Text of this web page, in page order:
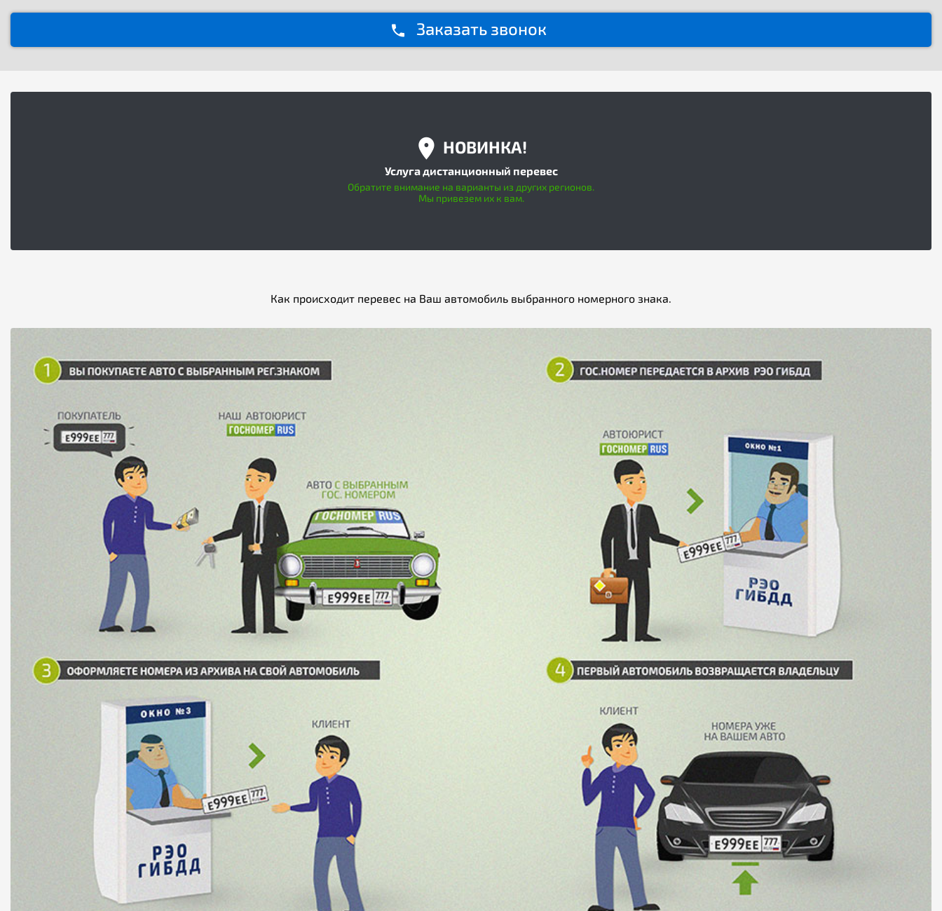
Заказать звонок
НОВИНКА!
Услуга дистанционный перевес
Обратите внимание на варианты из других регионов.
Мы привезем их к вам.
Как происходит перевес на Ваш автомобиль выбранного номерного знака.